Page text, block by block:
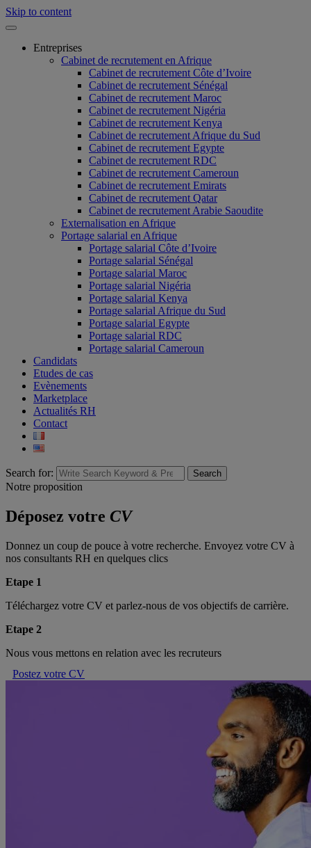
Skip to content
Entreprises
Cabinet de recrutement en Afrique
Cabinet de recrutement Côte d’Ivoire
Cabinet de recrutement Sénégal
Cabinet de recrutement Maroc
Cabinet de recrutement Nigéria
Cabinet de recrutement Kenya
Cabinet de recrutement Afrique du Sud
Cabinet de recrutement Egypte
Cabinet de recrutement RDC
Cabinet de recrutement Cameroun
Cabinet de recrutement Emirats
Cabinet de recrutement Qatar
Cabinet de recrutement Arabie Saoudite
Externalisation en Afrique
Portage salarial en Afrique
Portage salarial Côte d’Ivoire
Portage salarial Sénégal
Portage salarial Maroc
Portage salarial Nigéria
Portage salarial Kenya
Portage salarial Afrique du Sud
Portage salarial Egypte
Portage salarial RDC
Portage salarial Cameroun
Candidats
Etudes de cas
Evènements
Marketplace
Actualités RH
Contact
Search for: Search
Notre proposition
Déposez votre CV
Donnez un coup de pouce à votre recherche. Envoyez votre CV à
nos consultants RH en quelques clics
Etape 1
Téléchargez votre CV et parlez-nous de vos objectifs de carrière.
Etape 2
Nous vous mettons en relation avec les recruteurs
Postez votre CV